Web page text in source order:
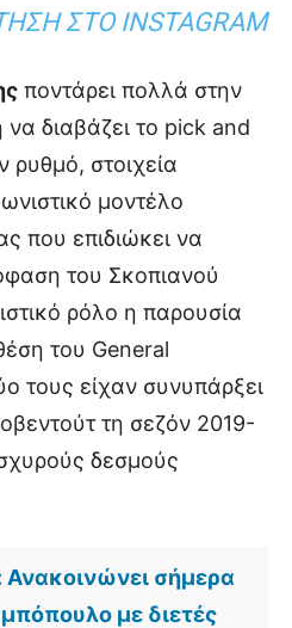
ΣΤΟ INSTAGRAM
ποντάρει πολλά στην
να διαβάζει το pick and
ρυθμό, στοιχεία
μοντέλο
που επιδιώκει να
του Σκοπιανού
ρόλο η παρουσία
του General
τους είχαν συνυπάρξει
τη σεζόν 2019-
δεσμούς
Ανακοινώνει σήμερα
με διετές